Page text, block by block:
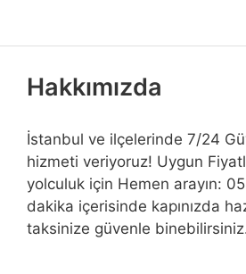
Hakkımızda
İstanbul ve ilçelerinde 7/24
hizmeti veriyoruz! Uygun
yolculuk için Hemen arayın:
dakika içerisinde kapınızda
taksinize güvenle